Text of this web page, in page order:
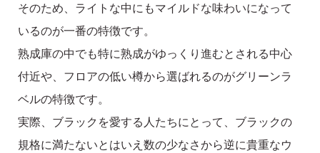
そのため、ライトな中にもマイルドな味わいになって
いるのが一番の特徴です。
熟成庫の中でも特に熟成がゆっくり進むとされる中心
付近や、フロアの低い樽から選ばれるのがグリーンラ
ベルの特徴です。
実際、ブラックを愛する人たちにとって、ブラックの
規格に満たないとはいえ数の少なさから逆に貴重なウ